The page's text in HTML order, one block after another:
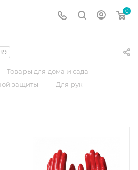
0
Товары для дома и сада —
защиты — Для рук